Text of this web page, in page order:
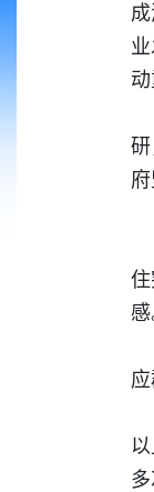
感
应